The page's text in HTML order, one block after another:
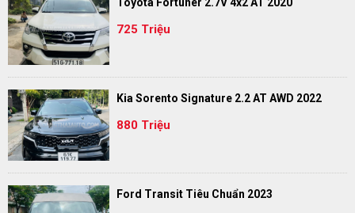
725 Triệu
Kia Sorento Signature 2.2 AT AWD 2022
880 Triệu
Ford Transit Tiêu Chuẩn 2023